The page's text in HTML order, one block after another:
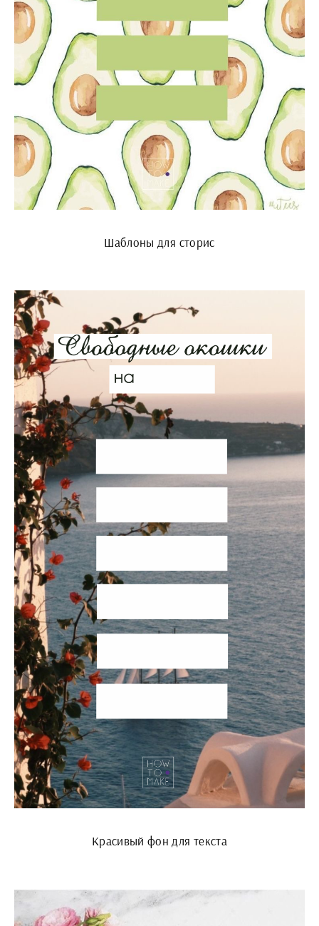
Шаблоны для сторис
Красивый фон для текста